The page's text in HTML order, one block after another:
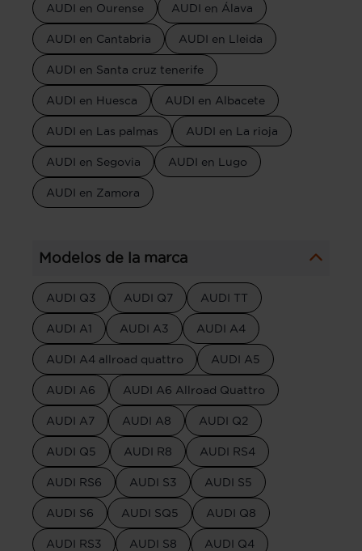
AUDI en Ourense AUDI en Álava
AUDI en Cantabria AUDI en Lleida
AUDI en Santa cruz tenerife
AUDI en Huesca AUDI en Albacete
AUDI en Las palmas AUDI en La rioja
AUDI en Segovia AUDI en Lugo
AUDI en Zamora
Modelos de la marca
AUDI Q3 AUDI Q7 AUDI TT
AUDI A1 AUDI A3 AUDI A4
AUDI A4 allroad quattro AUDI A5
AUDI A6 AUDI A6 Allroad Quattro
AUDI A7 AUDI A8 AUDI Q2
AUDI Q5 AUDI R8 AUDI RS4
AUDI RS6 AUDI S3 AUDI S5
AUDI S6 AUDI SQ5 AUDI Q8
AUDI RS3 AUDI S8 AUDI Q4